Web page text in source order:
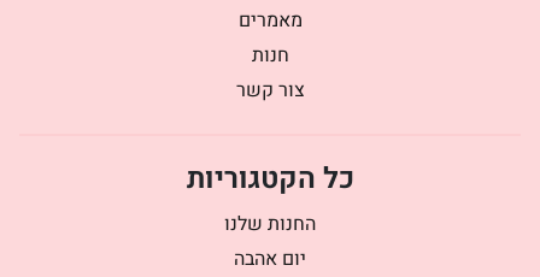
מאמרים
חנות
צור קשר
כל הקטגוריות
החנות שלנו
יום אהבה